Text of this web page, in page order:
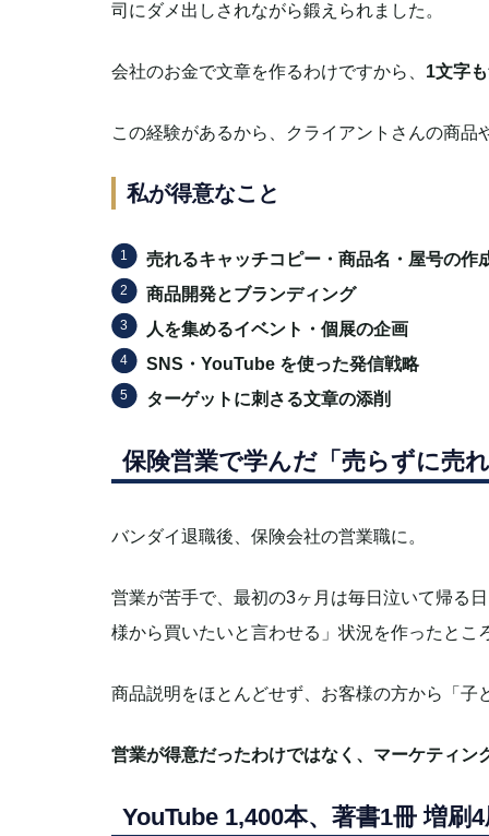
司にダメ出しされながら鍛えられました。
会社のお金で文章を作るわけですから、 1文字
この経験があるから、クライアントさんの商品
私が得意なこと
売れるキャッチコピー・商品名・屋号の作
商品開発とブランディング
人を集めるイベント・個展の企画
SNS・YouTube を使った発信戦略
ターゲットに刺さる文章の添削
保険営業で学んだ「売らずに売
バンダイ退職後、保険会社の営業職に。
営業が苦手で、最初の3ヶ月は毎日泣いて帰る日
様から買いたいと言わせる」状況を作ったとこ
商品説明をほとんどせず、お客様の方から「子
営業が得意だったわけではなく、マーケティン
YouTube 1,400本、著書1冊 増刷